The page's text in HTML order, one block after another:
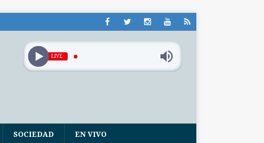
LIVE
SOCIEDAD EN VIVO